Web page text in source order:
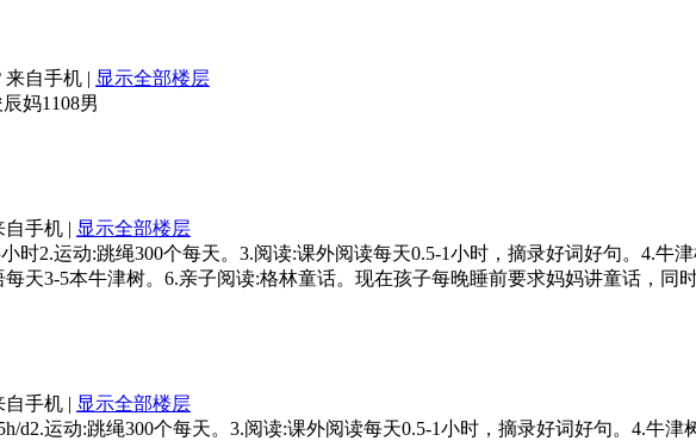
来自手机 | 显示全部楼层
妈1108男
自手机 | 显示全部楼层
时2.运动:跳绳300个每天。3.阅读:课外阅读每天0.5-1小时，摘录好词好句。4.牛
天3-5本牛津树。6.亲子阅读:格林童话。现在孩子每晚睡前要求妈妈讲童话，同
自手机 | 显示全部楼层
d2.运动:跳绳300个每天。3.阅读:课外阅读每天0.5-1小时，摘录好词好句。4.牛